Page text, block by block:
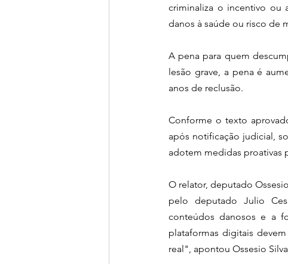
criminaliza o incentivo ou
danos à saúde ou risco de
A pena para quem
lesão grave, a pena é
anos de reclusão.
Conforme o texto
após notificação judicial,
adotem medidas proativas
O relator, deputado
pelo deputado Julio
conteúdos danosos e a
plataformas digitais
real", apontou Ossesio